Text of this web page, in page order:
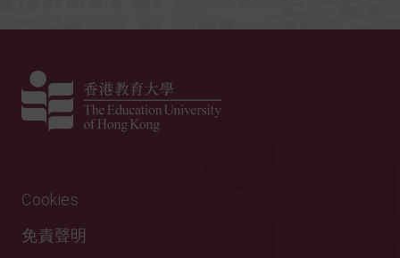
Cookies
免責聲明